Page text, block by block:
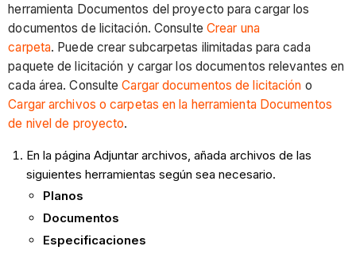
herramienta Documentos del proyecto para cargar los
documentos de licitación. Consulte Crear una
carpeta. Puede crear subcarpetas ilimitadas para cada
paquete de licitación y cargar los documentos relevantes en
cada área. ConsulteCargar documentos de licitación o
Cargar archivos o carpetas en la herramienta Documentos
de nivel de proyecto.
En la página Adjuntar archivos, añada archivos de las
siguientes herramientas según sea necesario.
Planos
Documentos
Especificaciones